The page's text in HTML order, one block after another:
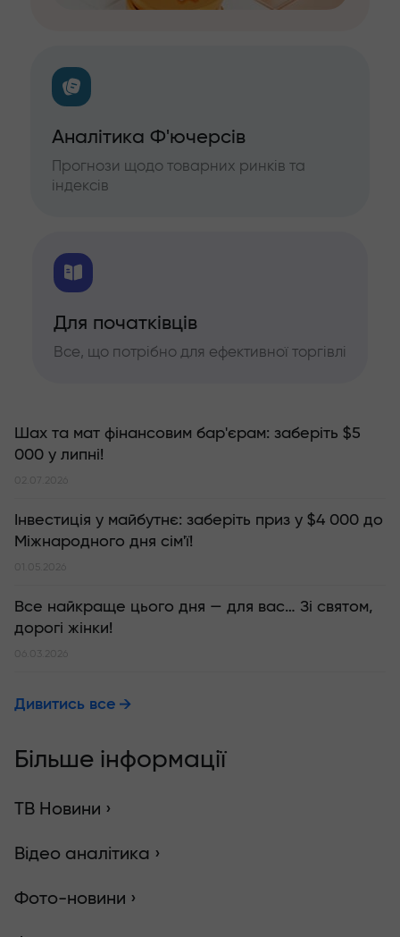
Аналітика Ф'ючерсів
Прогнози щодо товарних ринків та
індексів
Для початківців
Все, що потрібно для ефективної торгівлі
Шах та мат фінансовим бар'єрам: заберіть $5
000 у липні!
02.07.2026
Інвестиція у майбутнє: заберіть приз у $4 000 до
Міжнародного дня сім'ї!
01.05.2026
Все найкраще цього дня — для вас… Зі святом,
дорогі жінки!
06.03.2026
Дивитись все
Більше інформації
ТВ Новини ›
Відео аналітика ›
Фото-новини ›